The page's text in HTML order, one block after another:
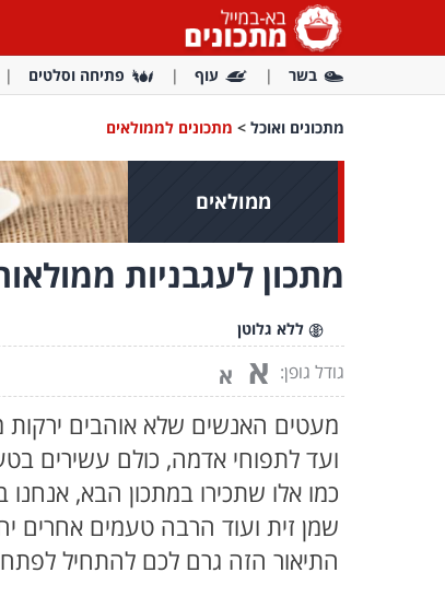
בשר עוף פתיחה וסלטים
מתכונים ואוכל > מתכונים לממולאים
ממולאים
מתכון לעגבניות
ללא גלוטן
גודל גופן: א א
מעטים האנשים שלא אוהבים ירקות
ועד לתפוחי אדמה, כולם עשירים
כמו אלו שתכירו במתכון הבא,
שמן זית ועוד הרבה טעמים
התיאור הזה גרם לכם להתחיל לפתח